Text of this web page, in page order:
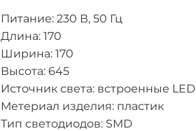
Питание: 230 В, 50 Гц
Длина: 170
Ширина: 170
Высота: 645
Источник света: встроенные LED
Метериал изделия: пластик
Тип светодиодов: SMD